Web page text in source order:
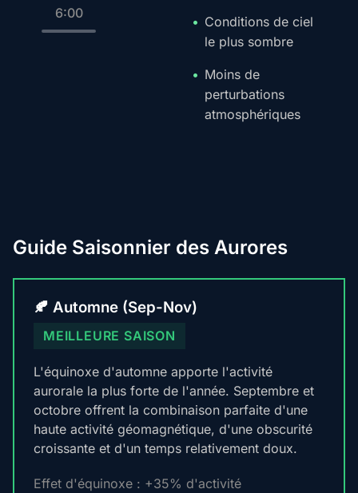
6:00
Conditions de ciel
le plus sombre
Moins de
perturbations
atmosphériques
Guide Saisonnier des Aurores
🍂 Automne (Sep-Nov)
MEILLEURE SAISON
L'équinoxe d'automne apporte l'activité
aurorale la plus forte de l'année. Septembre et
octobre offrent la combinaison parfaite d'une
haute activité géomagnétique, d'une obscurité
croissante et d'un temps relativement doux.
Effet d'équinoxe : +35% d'activité